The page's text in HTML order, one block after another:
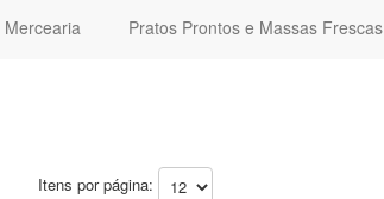
Mercearia Pratos Prontos e Massas Frescas
Itens por página: